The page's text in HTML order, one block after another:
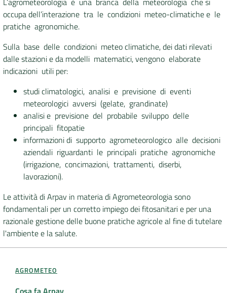
DATI
AMBIENTALI
Seguici
occupa dell’interazione tra le condizioni meteo-climatiche e le
pratiche agronomiche.
Sulla base delle condizioni meteo climatiche, dei dati rilevati
dalle stazioni e da modelli matematici, vengono elaborate
indicazioni utili per:
studi climatologici, analisi e previsione di eventi
meteorologici avversi (gelate, grandinate)
analisi e previsione del probabile sviluppo delle
principali fitopatie
informazioni di supporto agrometeorologico alle decisioni
aziendali riguardanti le principali pratiche agronomiche
(irrigazione, concimazioni, trattamenti, diserbi,
lavorazioni).
Le attività di Arpav in materia di Agrometeorologia sono
fondamentali per un corretto impiego dei fitosanitari e per una
razionale gestione delle buone pratiche agricole al fine di tutelare
l'ambiente e la salute.
AGROMETEO